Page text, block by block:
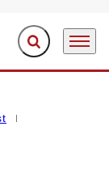
Fold søgefelt ud
Menu